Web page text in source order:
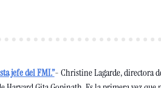
jefe del FMI.”- Christine Lagarde, directora